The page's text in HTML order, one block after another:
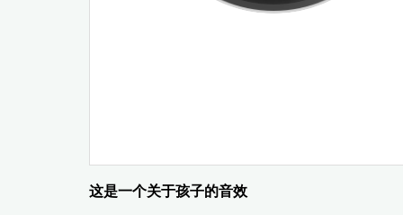
这是一个关于孩子的音效